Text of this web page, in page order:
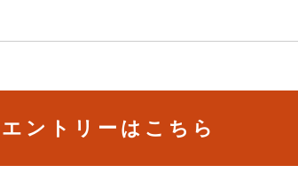
エントリーはこちら